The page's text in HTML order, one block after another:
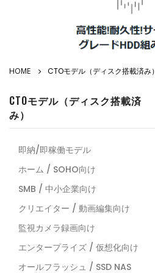
CTOモデル（ディスク搭載済み）
CTOモデル（ディスク搭載済
み）
即納/即稼働モデル
ホーム / SOHO向け
SMB / 中小企業向け
クリエイター / 動画編集向け
監視カメラ録画向け
エンタープライズ / 仮想化向け
オールフラッシュ / SSD NAS